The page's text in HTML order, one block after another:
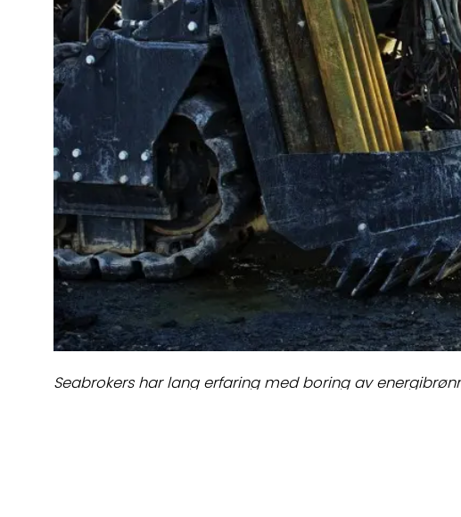
Seabrokers har lang erfaring med boring av